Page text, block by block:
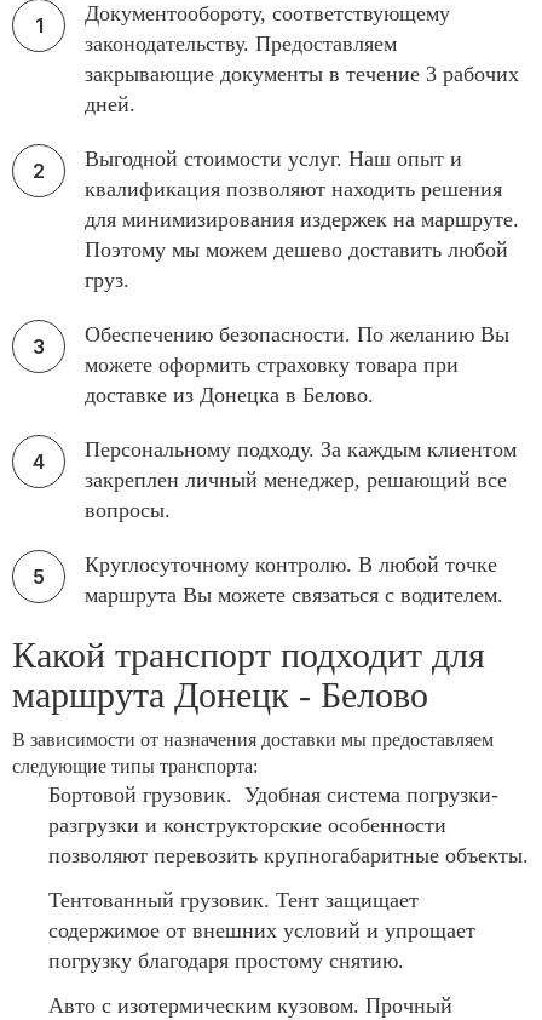
Документообороту, соответствующему
законодательству. Предоставляем
закрывающие документы в течение 3 рабочих
дней.
Выгодной стоимости услуг. Наш опыт и
квалификация позволяют находить решения
для минимизирования издержек на маршруте.
Поэтому мы можем дешево доставить любой
груз.
Обеспечению безопасности. По желанию Вы
можете оформить страховку товара при
доставке из Донецка в Белово.
Персональному подходу. За каждым клиентом
закреплен личный менеджер, решающий все
вопросы.
Круглосуточному контролю. В любой точке
маршрута Вы можете связаться с водителем.
Какой транспорт подходит для
маршрута Донецк - Белово
В зависимости от назначения доставки мы предоставляем
следующие типы транспорта:
Бортовой грузовик. Удобная система погрузки-
разгрузки и конструкторские особенности
позволяют перевозить крупногабаритные объекты.
Тентованный грузовик. Тент защищает
содержимое от внешних условий и упрощает
погрузку благодаря простому снятию.
Авто с изотермическим кузовом. Прочный